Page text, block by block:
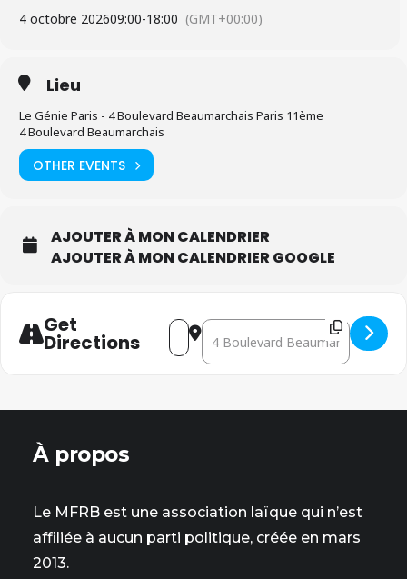
4 octobre 202609:00-18:00 (GMT+00:00)
Lieu
Le Génie Paris - 4 Boulevard Beaumarchais Paris 11ème
4 Boulevard Beaumarchais
OTHER EVENTS
AJOUTER À MON CALENDRIER
AJOUTER À MON CALENDRIER GOOGLE
Get
Directions
Address - Le groupe MFRB Tours
Destination Address - Le
À propos
Le MFRB est une association laïque qui n’est
affiliée à aucun parti politique, créée en mars
2013.